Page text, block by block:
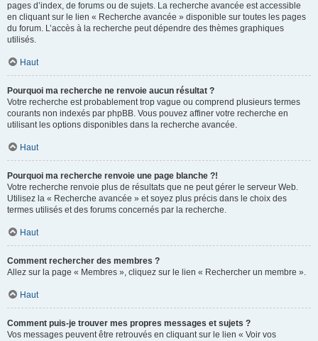
pages d’index, de forums ou de sujets. La recherche avancée est accessible
en cliquant sur le lien « Recherche avancée » disponible sur toutes les pages
du forum. L’accès à la recherche peut dépendre des thèmes graphiques
utilisés.
Haut
Pourquoi ma recherche ne renvoie aucun résultat ?
Votre recherche est probablement trop vague ou comprend plusieurs termes
courants non indexés par phpBB. Vous pouvez affiner votre recherche en
utilisant les options disponibles dans la recherche avancée.
Haut
Pourquoi ma recherche renvoie une page blanche ?!
Votre recherche renvoie plus de résultats que ne peut gérer le serveur Web.
Utilisez la « Recherche avancée » et soyez plus précis dans le choix des
termes utilisés et des forums concernés par la recherche.
Haut
Comment rechercher des membres ?
Allez sur la page « Membres », cliquez sur le lien « Rechercher un membre ».
Haut
Comment puis-je trouver mes propres messages et sujets ?
Vos messages peuvent être retrouvés en cliquant sur le lien « Voir vos